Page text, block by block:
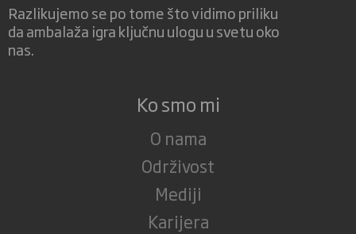
Razlikujemo se po tome što vidimo priliku
da ambalaža igra ključnu ulogu u svetu oko
nas.
Ko smo mi
O nama
Održivost
Mediji
Karijera